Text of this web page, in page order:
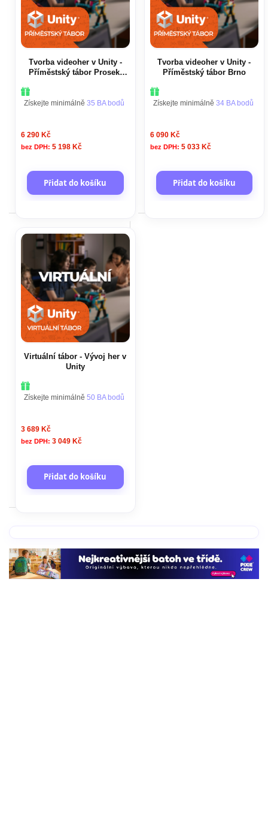
Tvorba videoher v Unity -
Příměstský tábor Prosek,
Získejte minimálně 35 BA bodů
6 290 Kč
5 198 Kč
Přidat do košíku
Tvorba videoher v Unity -
Příměstský tábor Brno
Získejte minimálně 34 BA bodů
6 090 Kč
5 033 Kč
Přidat do košíku
Virtuální tábor - Vývoj her v
Unity
Získejte minimálně 50 BA bodů
3 689 Kč
3 049 Kč
Přidat do košíku